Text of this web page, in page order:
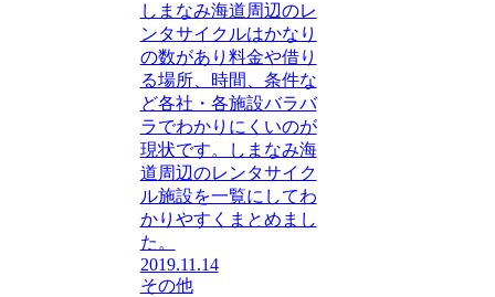
しまなみ海道周辺のレ
ンタサイクルはかなり
の数があり料金や借り
る場所、時間、条件な
ど各社・各施設バラバ
ラでわかりにくいのが
現状です。しまなみ海
道周辺のレンタサイク
ル施設を一覧にしてわ
かりやすくまとめまし
た。
2019.11.14
その他